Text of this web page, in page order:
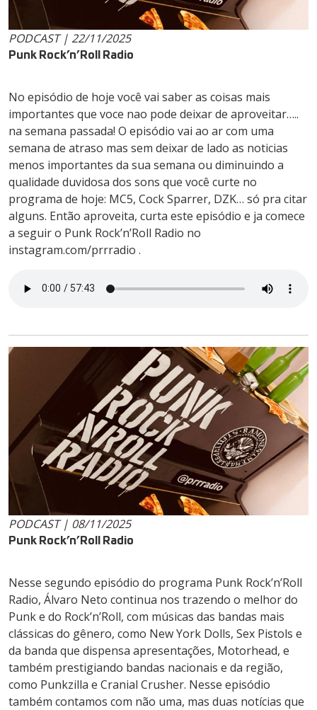
PODCAST | 22/11/2025
Punk Rock’n’Roll Radio
No episódio de hoje você vai saber as coisas mais
importantes que voce nao pode deixar de aproveitar…..
na semana passada! O episódio vai ao ar com uma
semana de atraso mas sem deixar de lado as noticias
menos importantes da sua semana ou diminuindo a
qualidade duvidosa dos sons que você curte no
programa de hoje: MC5, Cock Sparrer, DZK… só pra citar
alguns. Então aproveita, curta este episódio e ja comece
a seguir o Punk Rock’n’Roll Radio no
instagram.com/prrradio .
PODCAST | 08/11/2025
Punk Rock’n’Roll Radio
Nesse segundo episódio do programa Punk Rock’n’Roll
Radio, Álvaro Neto continua nos trazendo o melhor do
Punk e do Rock’n’Roll, com músicas das bandas mais
clássicas do gênero, como New York Dolls, Sex Pistols e
da banda que dispensa apresentações, Motorhead, e
também prestigiando bandas nacionais e da região,
como Punkzilla e Cranial Crusher. Nesse episódio
também contamos com não uma, mas duas notícias que